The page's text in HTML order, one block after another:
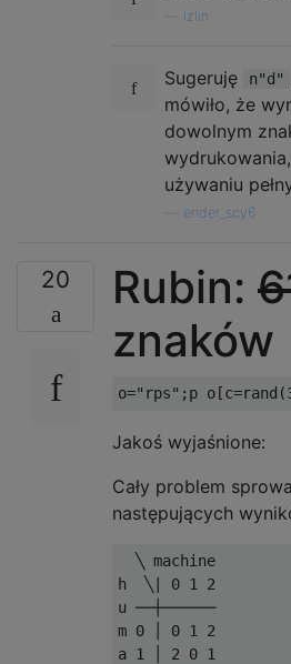
izlin
Sugeruję n"d"
mówiło, że
dowolnym
używaniu
ender_scy6
20 Rubin:
znaków
o="rps" ; p o [c=rand (
Jakoś wyjaśnione:
Cały problem
następujących
  ╲ machine
h  ╲| 0 1 2
u ──┼──────
m 0 │ 0 1 2
a 1 │ 2 0 1